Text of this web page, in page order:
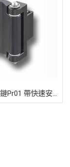
外露式鉸鏈Pr01 帶快速安裝裝置180